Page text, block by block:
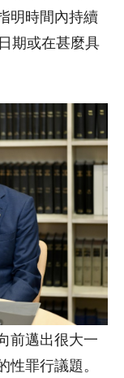
明時間內持續
期或在甚麼具
前邁出很大一
罪行議題。